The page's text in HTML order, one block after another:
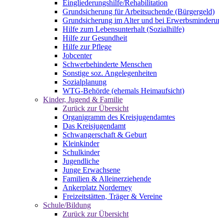
Eingliederungshilfe/Rehabilitation
Grundsicherung für Arbeitsuchende (Bürgergeld)
Grundsicherung im Alter und bei
Hilfe zum Lebensunterhalt (Sozialhilfe)
Hilfe zur Gesundheit
Hilfe zur Pflege
Jobcenter
Schwerbehinderte Menschen
Sonstige soz. Angelegenheiten
Sozialplanung
WTG-Behörde (ehemals Heimaufsicht)
Kinder, Jugend & Familie
Zurück zur Übersicht
Organigramm des Kreisjugendamtes
Das Kreisjugendamt
Schwangerschaft & Geburt
Kleinkinder
Schulkinder
Jugendliche
Junge Erwachsene
Familien & Alleinerziehende
Ankerplatz Norderney
Freizeitstätten, Träger & Vereine
Schule/Bildung
Zurück zur Übersicht